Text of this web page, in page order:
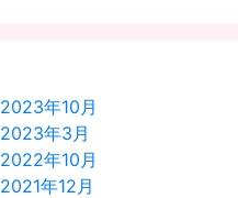
2023年10月
2023年3月
2022年10月
2021年12月